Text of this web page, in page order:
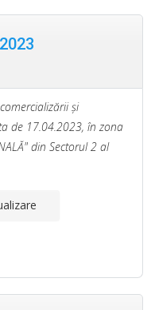
şi
de 17.04.2023, în zona
din Sectorul 2 al